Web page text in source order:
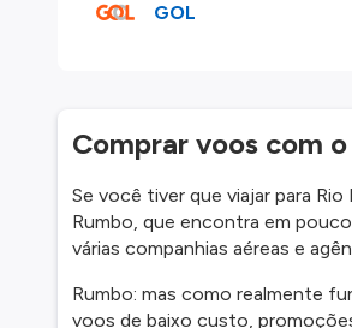
GOL
Comprar voos com
Se você tiver que viajar para
Rumbo, que encontra em
várias companhias aéreas e
Rumbo: mas como realmente
voos de baixo custo,